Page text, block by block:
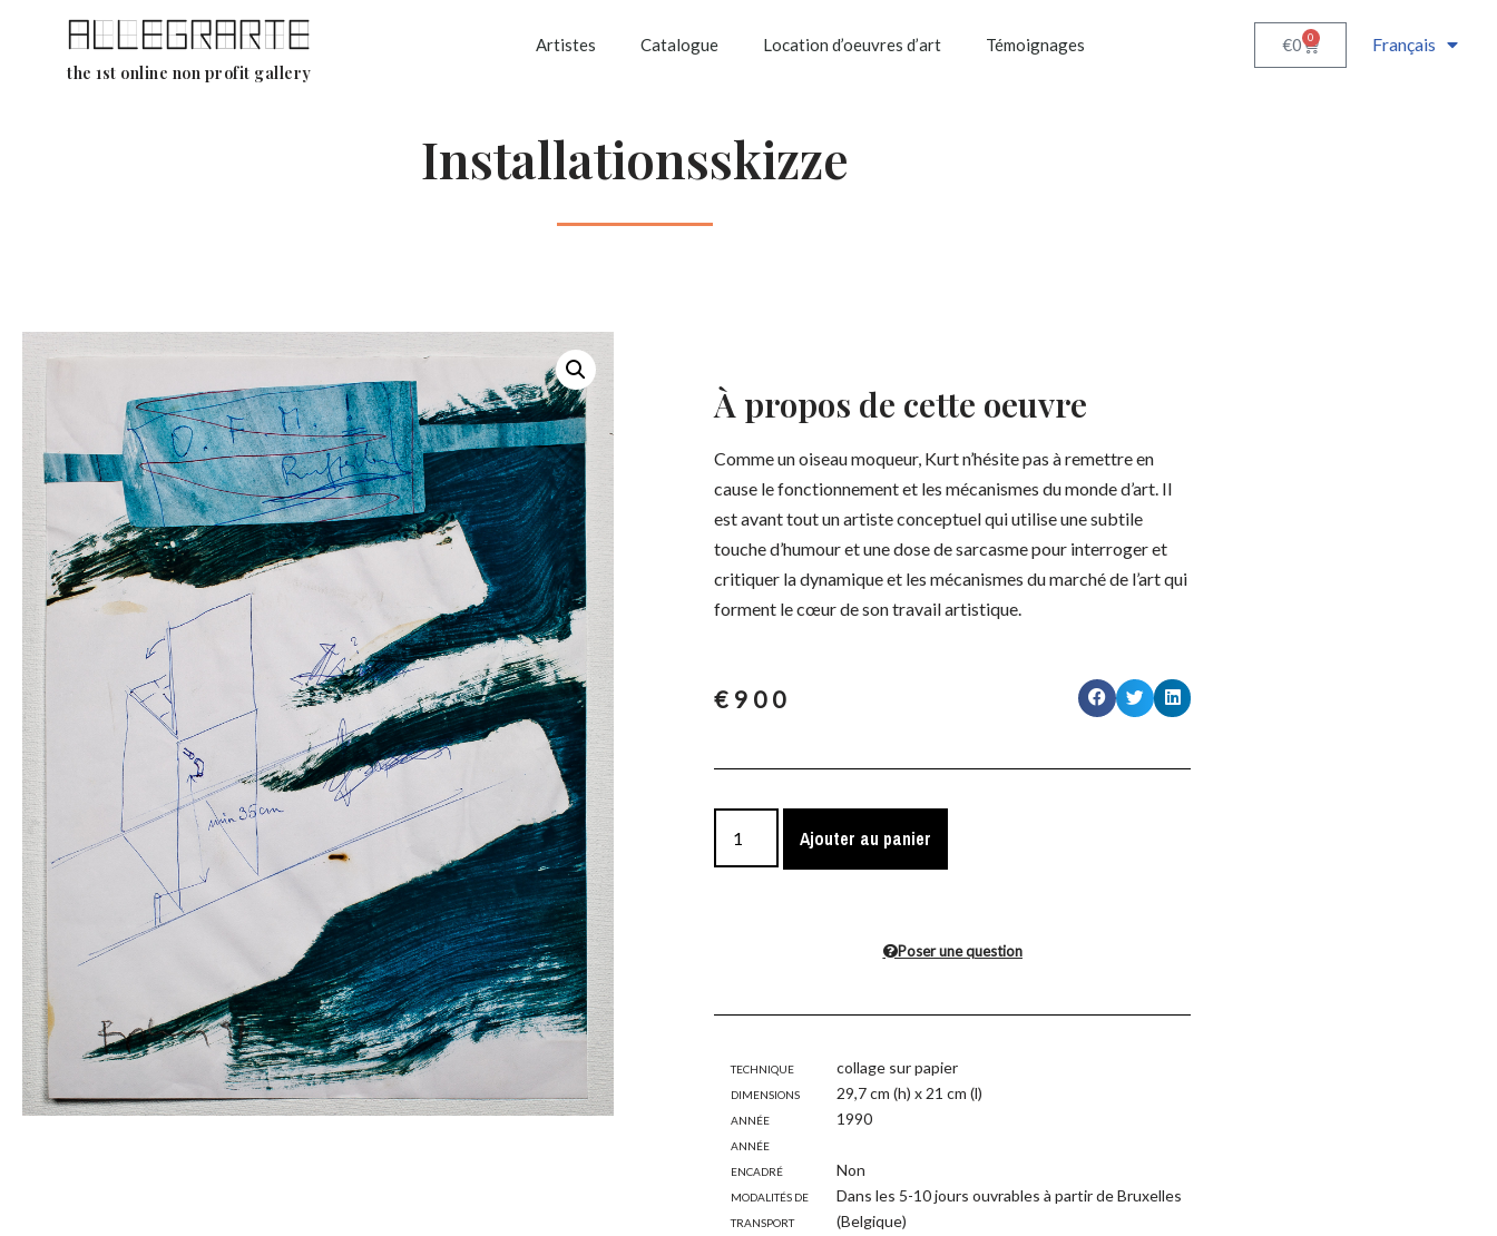
the 1st online non profit gallery
Artistes Catalogue Location d’oeuvres d’art Témoignages €0 0 Français
Installationsskizze
À propos de cette oeuvre
Comme un oiseau moqueur, Kurt n’hésite pas à remettre en
cause le fonctionnement et les mécanismes du monde d’art. Il
est avant tout un artiste conceptuel qui utilise une subtile
touche d’humour et une dose de sarcasme pour interroger et
critiquer la dynamique et les mécanismes du marché de l’art qui
forment le cœur de son travail artistique.
€ 900
Ajouter au panier
Poser une question
Technique
collage sur papier
Dimensions
29,7 cm (h) x 21 cm (l)
Année
1990
Année
Encadré
Non
Modalités de
transport
Dans les 5-10 jours ouvrables à partir de Bruxelles
(Belgique)